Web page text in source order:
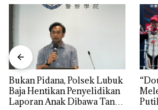
Bukan Pidana, Polsek Lubuk
Baja Hentikan Penyelidikan
Laporan Anak Dibawa Tanpa